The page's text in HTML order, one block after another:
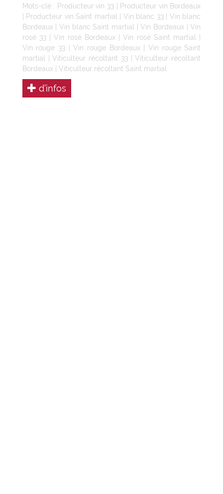
Mots-clé : Producteur vin 33
Producteur vin Bordeaux
Producteur vin Saint martial| Vin blanc 33| Vin blanc
Bordeaux|Vin blanc Saint martial |Vin Bordeaux|Vin
rosé 33 |Vin rosé Bordeaux|Vin rosé Saint martial
Vin rouge 33 |Vin rouge Bordeaux| Vin rouge Saint
martial|Viticulteur récoltant 33|Viticulteur récoltant
Bordeaux| Viticulteur récoltant Saint martial
d’infos